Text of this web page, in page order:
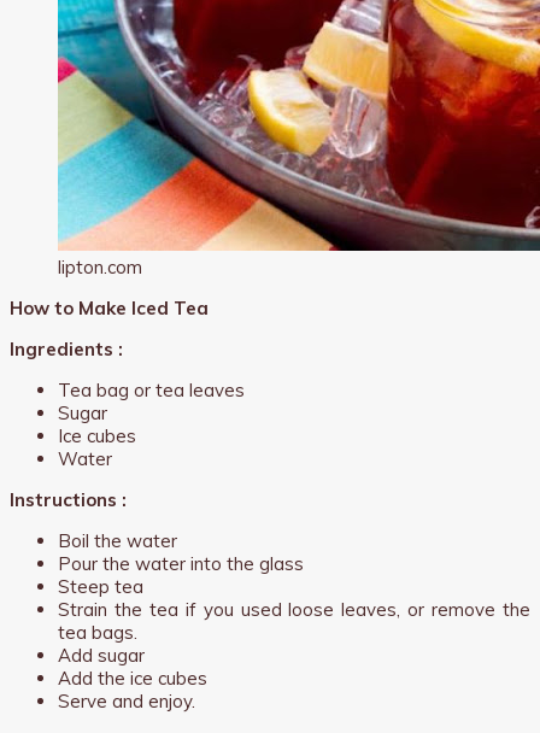
lipton.com
How to Make Iced Tea
Ingredients :
Tea bag or tea leaves
Sugar
Ice cubes
Water
Instructions :
Boil the water
Pour the water into the glass
Steep tea
Strain the tea if you used loose leaves, or remove the
tea bags.
Add sugar
Add the ice cubes
Serve and enjoy.